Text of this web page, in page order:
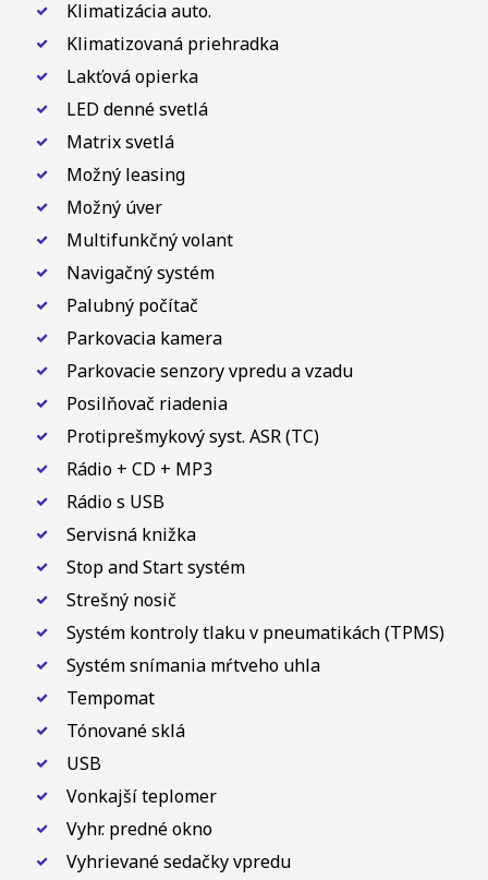
Klimatizácia auto.
Klimatizovaná priehradka
Lakťová opierka
LED denné svetlá
Matrix svetlá
Možný leasing
Možný úver
Multifunkčný volant
Navigačný systém
Palubný počítač
Parkovacia kamera
Parkovacie senzory vpredu a vzadu
Posilňovač riadenia
Protiprešmykový syst. ASR (TC)
Rádio + CD + MP3
Rádio s USB
Servisná knižka
Stop and Start systém
Strešný nosič
Systém kontroly tlaku v pneumatikách (TPMS)
Systém snímania mŕtveho uhla
Tempomat
Tónované sklá
USB
Vonkajší teplomer
Vyhr. predné okno
Vyhrievané sedačky vpredu